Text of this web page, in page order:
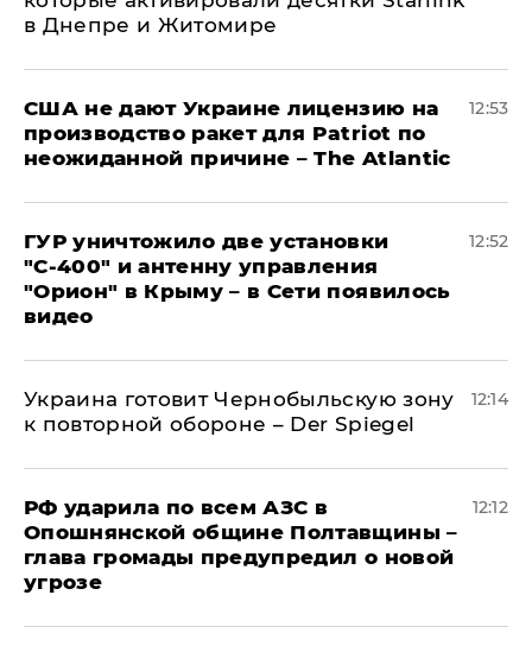
в Днепре и Житомире
США не дают Украине лицензию на
производство ракет для Patriot по
неожиданной причине – The Atlantic
12:53
ГУР уничтожило две установки
"С‑400" и антенну управления
"Орион" в Крыму – в Сети появилось
видео
12:52
Украина готовит Чернобыльскую зону
к повторной обороне – Der Spiegel
12:14
РФ ударила по всем АЗС в
Опошнянской общине Полтавщины –
глава громады предупредил о новой
угрозе
12:12